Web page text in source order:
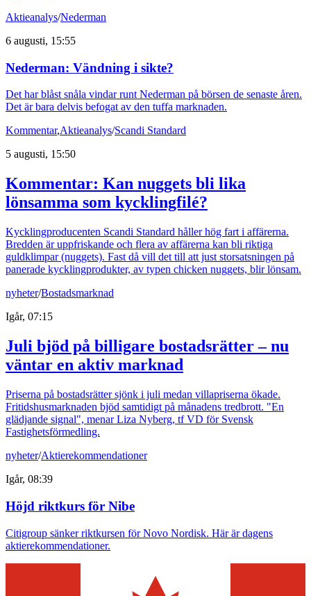
Aktieanalys/Nederman
6 augusti, 15:55
Nederman: Vändning i sikte?
Det har blåst snåla vindar runt Nederman på börsen de senaste åren.
Det är bara delvis befogat av den tuffa marknaden.
Kommentar,Aktieanalys/Scandi Standard
5 augusti, 15:50
Kommentar: Kan nuggets bli lika
lönsamma som kycklingfilé?
Kycklingproducenten Scandi Standard håller hög fart i affärerna.
Bredden är uppfriskande och flera av affärerna kan bli riktiga
guldklimpar (nuggets). Fast då vill det till att just storsatsningen på
panerade kycklingprodukter, av typen chicken nuggets, blir lönsam.
nyheter/Bostadsmarknad
Igår, 07:15
Juli bjöd på billigare bostadsrätter – nu
väntar en aktiv marknad
Priserna på bostadsrätter sjönk i juli medan villapriserna ökade.
Fritidshusmarknaden bjöd samtidigt på månadens tredbrott. "En
glädjande signal", menar Liza Nyberg, tf VD för Svensk
Fastighetsförmedling.
nyheter/Aktierekommendationer
Igår, 08:39
Höjd riktkurs för Nibe
Citigroup sänker riktkursen för Novo Nordisk. Här är dagens
aktierekommendationer.